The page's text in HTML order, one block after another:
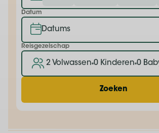
Datum
Reisgezelschap
2 Volwassen 0 Kinderen 0
Zoeken